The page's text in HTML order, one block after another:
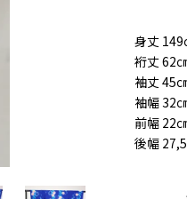
身丈
裄丈 62
袖丈 45
袖幅 32
前幅 22
後幅